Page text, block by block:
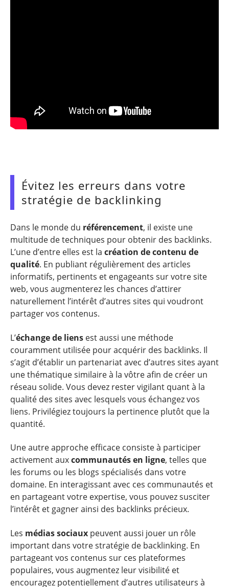
Évitez les erreurs dans votre
stratégie de backlinking
Dans le monde du référencement, il existe une
multitude de techniques pour obtenir des backlinks.
L’une d’entre elles est la création de contenu de
qualité. En publiant régulièrement des articles
informatifs, pertinents et engageants sur votre site
web, vous augmenterez les chances d’attirer
naturellement l’intérêt d’autres sites qui voudront
partager vos contenus.
L’échange de liens est aussi une méthode
couramment utilisée pour acquérir des backlinks. Il
s’agit d’établir un partenariat avec d’autres sites ayant
une thématique similaire à la vôtre afin de créer un
réseau solide. Vous devez rester vigilant quant à la
qualité des sites avec lesquels vous échangez vos
liens. Privilégiez toujours la pertinence plutôt que la
quantité.
Une autre approche efficace consiste à participer
activement auxcommunautés en ligne, telles que
les forums ou les blogs spécialisés dans votre
domaine. En interagissant avec ces communautés et
en partageant votre expertise, vous pouvez susciter
l’intérêt et gagner ainsi des backlinks précieux.
Les médias sociaux peuvent aussi jouer un rôle
important dans votre stratégie de backlinking. En
partageant vos contenus sur ces plateformes
populaires, vous augmentez leur visibilité et
encouragez potentiellement d’autres utilisateurs à